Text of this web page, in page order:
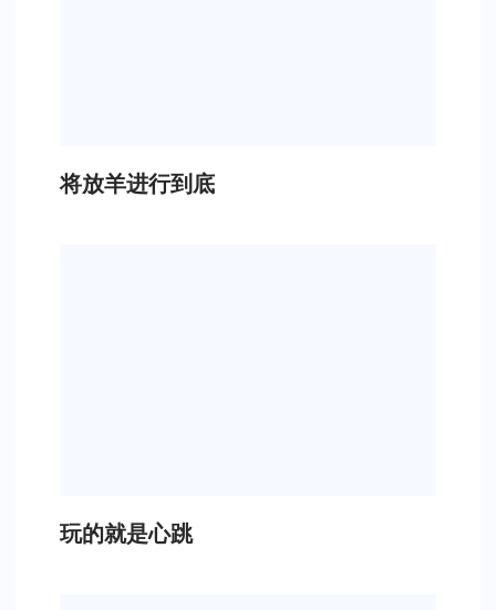
将放羊进行到底
玩的就是心跳